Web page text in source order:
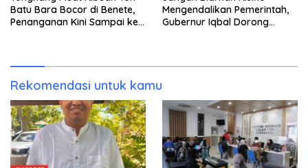
Batu Bara Bocor di Benete,
Penanganan Kini Sampai ke
Mengendalikan Pemerintah,
Gubernur Iqbal Dorong
Rekomendasi untuk kamu